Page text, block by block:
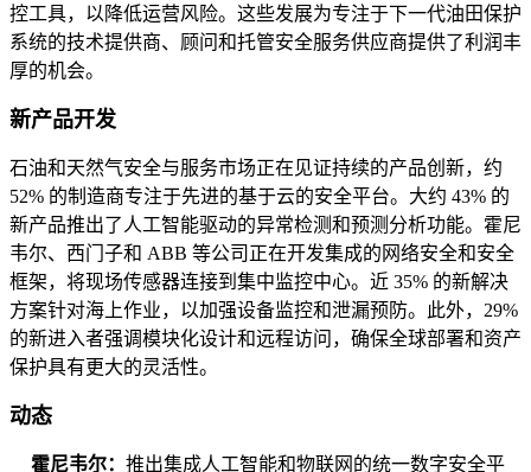
控工具，以降低运营风险。这些发展为专注于下一代油田保护
系统的技术提供商、顾问和托管安全服务供应商提供了利润丰
厚的机会。
新产品开发
石油和天然气安全与服务市场正在见证持续的产品创新，约
52% 的制造商专注于先进的基于云的安全平台。大约 43% 的
新产品推出了人工智能驱动的异常检测和预测分析功能。霍尼
韦尔、西门子和 ABB 等公司正在开发集成的网络安全和安全
框架，将现场传感器连接到集中监控中心。近 35% 的新解决
方案针对海上作业，以加强设备监控和泄漏预防。此外，29%
的新进入者强调模块化设计和远程访问，确保全球部署和资产
保护具有更大的灵活性。
动态
霍尼韦尔： 推出集成人工智能和物联网的统一数字安全平